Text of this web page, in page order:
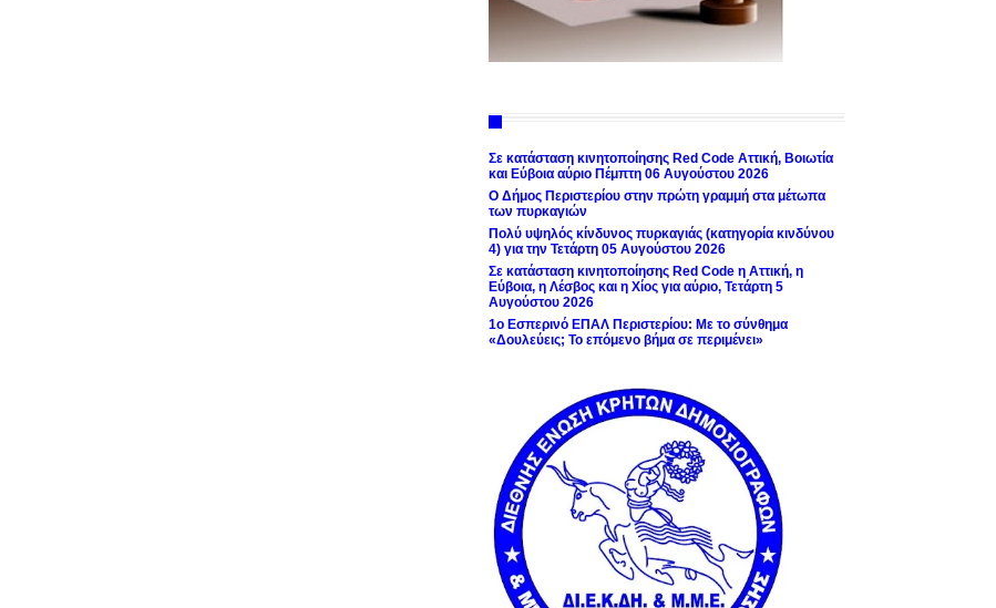
Σε κατάσταση κινητοποίησης Red Code Αττική, Βοιωτία
και Εύβοια αύριο Πέμπτη 06 Αυγούστου 2026
Ο Δήμος Περιστερίου στην πρώτη γραμμή στα μέτωπα
των πυρκαγιών
Πολύ υψηλός κίνδυνος πυρκαγιάς (κατηγορία κινδύνου
4) για την Τετάρτη 05 Αυγούστου 2026
Σε κατάσταση κινητοποίησης Red Code η Αττική, η
Εύβοια, η Λέσβος και η Χίος για αύριο, Τετάρτη 5
Αυγούστου 2026
1ο Εσπερινό ΕΠΑΛ Περιστερίου: Με το σύνθημα
«Δουλεύεις; Το επόμενο βήμα σε περιμένει»